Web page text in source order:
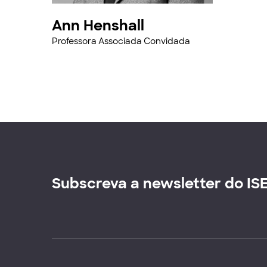
Ann Henshall
Professora Associada Convidada
Subscreva a newsletter do